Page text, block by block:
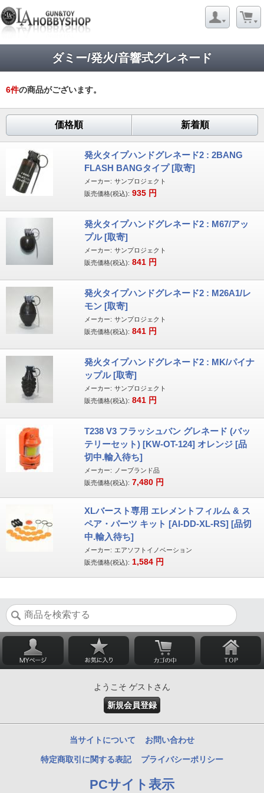
ダミー/発火/音響式グレネード
6件の商品がございます。
価格順 新着順
発火タイプハンドグレネード2 : 2BANG
FLASH BANGタイプ [取寄]
メーカー: サンプロジェクト
販売価格(税込): 935 円
発火タイプハンドグレネード2 : M67/アッ
プル [取寄]
メーカー: サンプロジェクト
販売価格(税込): 841 円
発火タイプハンドグレネード2 : M26A1/レ
モン [取寄]
メーカー: サンプロジェクト
販売価格(税込): 841 円
発火タイプハンドグレネード2 : MK/パイナ
ップル [取寄]
メーカー: サンプロジェクト
販売価格(税込): 841 円
T238 V3 フラッシュバン グレネード (バッ
テリーセット) [KW-OT-124] オレンジ [品
切中.輸入待ち]
メーカー:
ノーブランド品
販売価格(税込): 7,480 円
XLバースト専用 エレメントフィルム & ス
ペア・パーツ キット [AI-DD-XL-RS] [品切
中.輸入待ち]
メーカー: エアソフトイノベーション
販売価格(税込): 1,584 円
ようこそ ゲストさん
新規会員登録
当サイトについて お問い合わせ
特定商取引に関する表記 プライバシーポリシー
PCサイト表示